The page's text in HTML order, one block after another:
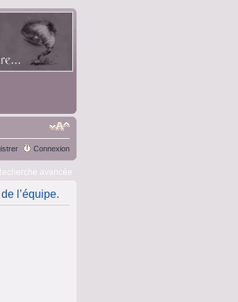
Connexion
avancée
l’équipe.